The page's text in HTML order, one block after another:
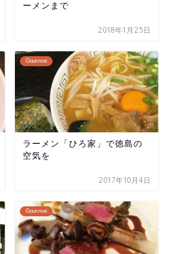
ーメンまで
2018年1月25日
Gourmet
ラーメン「ひろ家」で徳島の
空気を
2017年10月4日
Gourmet